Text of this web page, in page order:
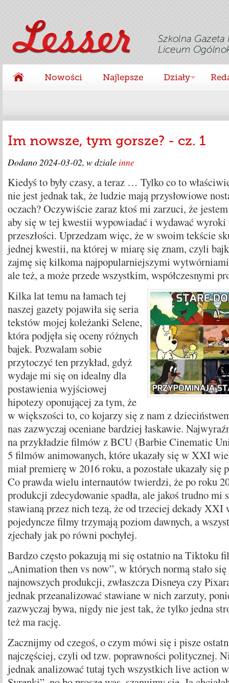
Nowości Najlepsze Działy
Im nowsze, tym gorsze? - cz. 1
Dodano2024-03-02, w dziale inne
Kiedyś to były czasy, a teraz … Tylko co to
nie jest jednak tak, że ludzie mają przysłowiowe
oczach? Oczywiście zaraz ktoś mi zarzuci, że
aby się w tej kwestii wypowiadać i wydawać wyroki
przeszłości. Uprzedzam więc, że w swoim tekście
jednej kwestii, na której w miarę się znam, czyli
zajmę się kilkoma najpopularniejszymi
ale też, a może przede wszystkim, współczesnymi
Kilka lat temu na łamach tej
naszej gazety pojawiła się seria
tekstów mojej koleżanki Selene,
która podjęła się oceny różnych
bajek. Pozwalam sobie
przytoczyć ten przykład, gdyż
wydaje mi się on idealny dla
postawienia wyjściowej
hipotezy oponującej za tym, że
w większości to, co kojarzy się z nam z
nas zazwyczaj oceniane bardziej łaskawie.
na przykładzie filmów z BCU (Barbie Cinematic
5 filmów animowanych, które ukazały się w XXI
miał premierę w 2016 roku, a pozostałe ukazały się
Co prawda wielu internautów twierdzi, że po roku
produkcji zdecydowanie spadła, ale jakoś trudno mi
stawianą przez nich tezą, że od trzeciej dekady XXI
pojedyncze filmy trzymają poziom dawnych, a
zjechały jak po równi pochyłej.
Bardzo często pokazują mi się ostatnio na Tiktoku
„Animation then vs now”, w których normą stało
najnowszych produkcji, zwłaszcza Disneya czy
jednak przeanalizować stawiane w nich zarzuty,
zazwyczaj bywa, nigdy nie jest tak, że tylko jedna
też ma rację.
Zacznijmy od czegoś, o czym mówi się i pisze
najczęściej, czyli od tzw. poprawności politycznej.
jednak analizować tutaj tych wszystkich live action